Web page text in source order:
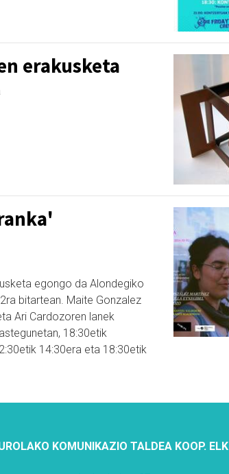
erakusketa
egongo da Alondegiko
bitartean. Maite Gonzalez
Ari Cardozoren lanek
18:30etik
14:30era eta 18:30etik
KOMUNIKAZIO TALDEA KOOP. ELK